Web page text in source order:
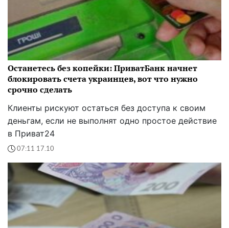
Останетесь без копейки: ПриватБанк начнет
блокировать счета украинцев, вот что нужно
срочно сделать
Клиенты рискуют остаться без доступа к своим
деньгам, если не выполнят одно простое действие
в Приват24
07:11 17.10